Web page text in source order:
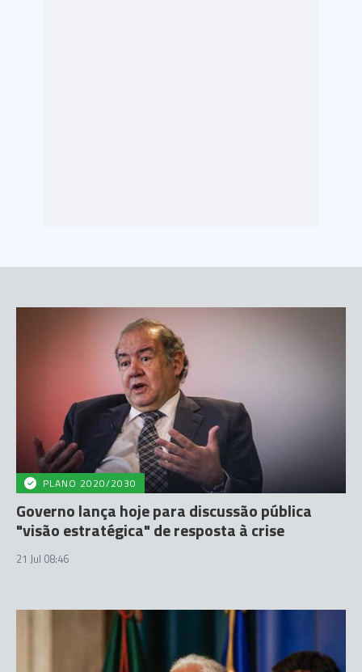
PLANO 2020/2030
Governo lança hoje para discussão pública
"visão estratégica" de resposta à crise
21 Jul 08:46